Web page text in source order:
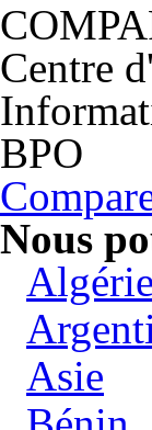
Centre
BPO
Nous
Algérie
Asie